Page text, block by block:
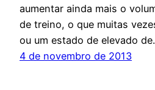
aumentar ainda mais o
de treino, o que muitas
ou um estado de elevado
4 de novembro de 2013